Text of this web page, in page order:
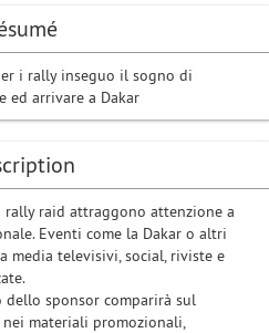
i rally inseguo il sogno di
ed arrivare a Dakar
rally raid attraggono attenzione a
Eventi come la Dakar o altri
media televisivi, social, riviste e
dello sponsor comparirà sul
materiali promozionali,